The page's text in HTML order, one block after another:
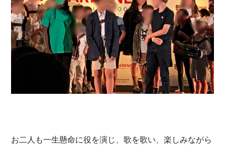
お二人も一生懸命に役を演じ、歌を歌い、楽しみながら